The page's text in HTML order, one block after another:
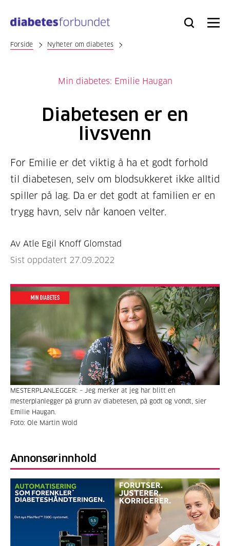
hovedinnhold
Bli
Logg
Søk Meny
Forside Nyheter om diabetes
Min diabetes: Emilie Haugan
Diabetesen er en
livsvenn
For Emilie er det viktig å ha et godt forhold
til diabetesen, selv om blodsukkeret ikke alltid
spiller på lag. Da er det godt at familien er en
trygg havn, selv når kanoen velter.
Av Atle Egil Knoff Glomstad
Sist oppdatert 27.09.2022
MESTERPLANLEGGER: – Jeg merker at jeg har blitt en
mesterplanlegger på grunn av diabetesen, på godt og vondt, sier
Emilie Haugan.
Foto: Ole Martin Wold
Annonsørinnhold